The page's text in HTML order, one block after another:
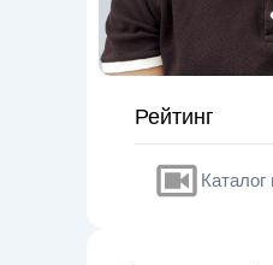
Рейтинг
Каталог